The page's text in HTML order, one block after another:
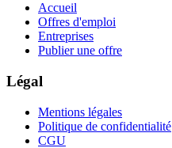
Accueil
Offres d'emploi
Entreprises
Publier une offre
Légal
Mentions légales
Politique de confidentialité
CGU